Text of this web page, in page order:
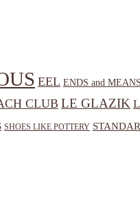
EEL ENDS and MEANS
CLUB LE GLAZIK
SHOES LIKE POTTERY